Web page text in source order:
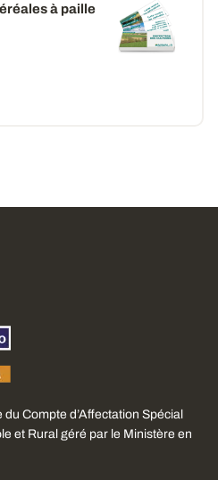
à paille
Compte d’Affectation Spécial
et Rural géré par le Ministère en